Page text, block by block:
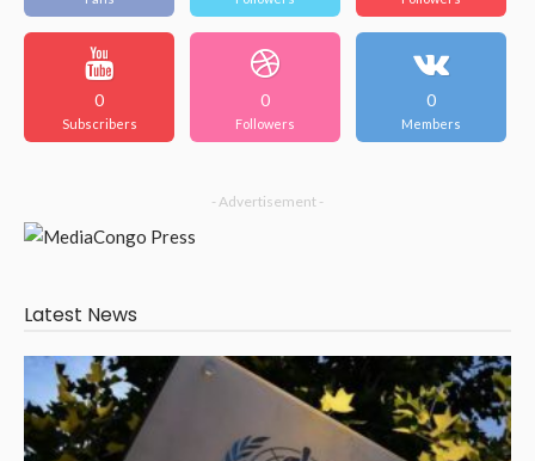
0
Subscribers
0
Followers
0
Members
- Advertisement -
Latest News